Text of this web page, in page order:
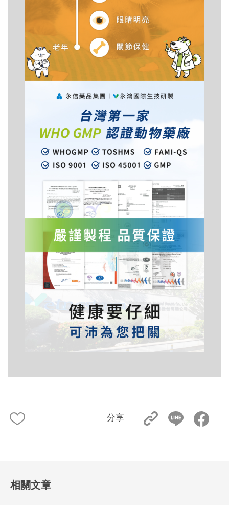
分享––
相關文章